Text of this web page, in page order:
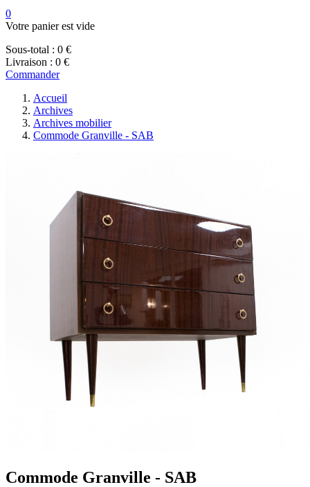
0
Votre panier est vide
Sous-total : 0 €
Livraison : 0 €
Commander
Accueil
Archives
Archives mobilier
Commode Granville - SAB
Commode Granville - SAB